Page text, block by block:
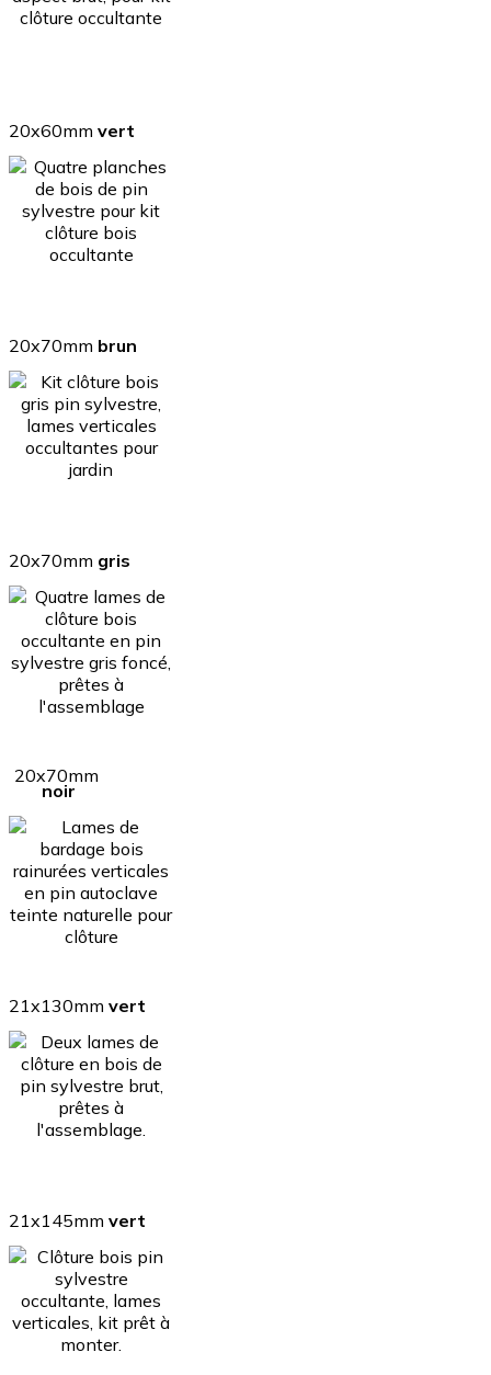
20x60mm vert
20x70mm brun
20x70mm gris
20x70mm
noir
21x130mm vert
21x145mm vert